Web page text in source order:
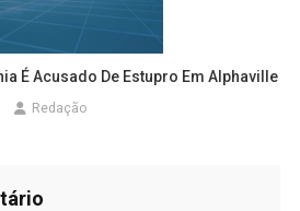
É Acusado De Estupro Em Alphaville
Redação